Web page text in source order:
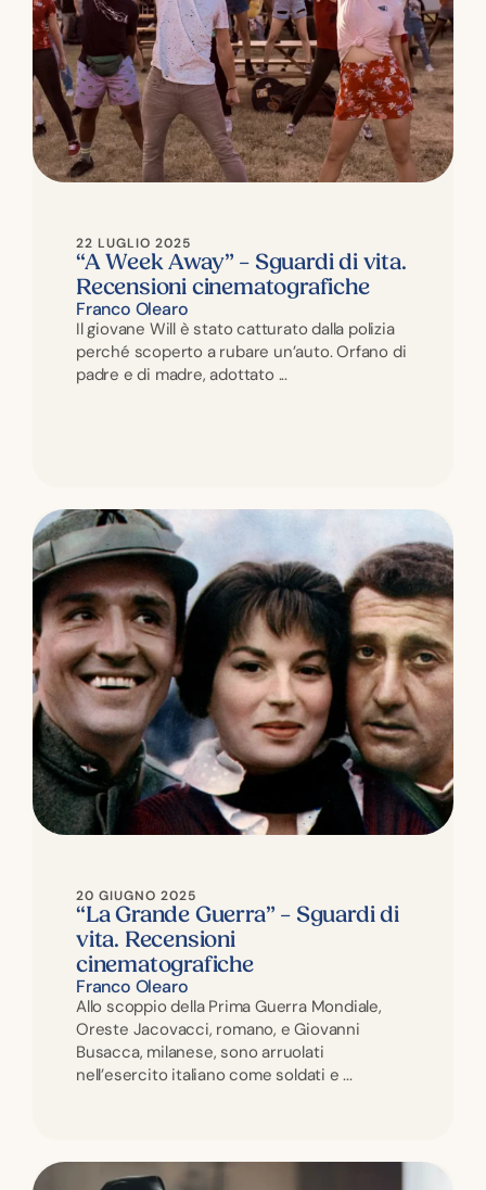
22 LUGLIO 2025
“A Week Away” – Sguardi di vita.
Recensioni cinematografiche
Franco Olearo
Il giovane Will è stato catturato dalla polizia
perché scoperto a rubare un’auto. Orfano di
padre e di madre, adottato ...
20 GIUGNO 2025
“La Grande Guerra” – Sguardi di
vita. Recensioni
cinematografiche
Franco Olearo
Allo scoppio della Prima Guerra Mondiale,
Oreste Jacovacci, romano, e Giovanni
Busacca, milanese, sono arruolati
nell’esercito italiano come soldati e ...